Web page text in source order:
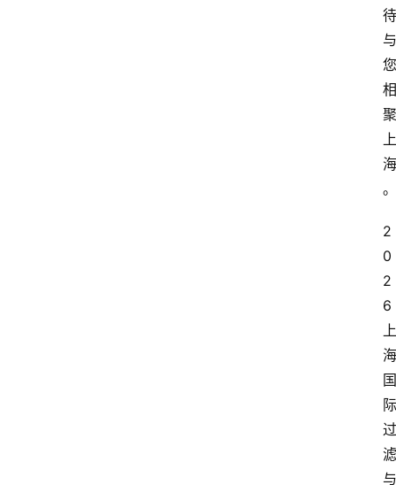
待
与
您
相
聚
上
海
。
2
0
2
6
上
海
国
际
过
滤
与